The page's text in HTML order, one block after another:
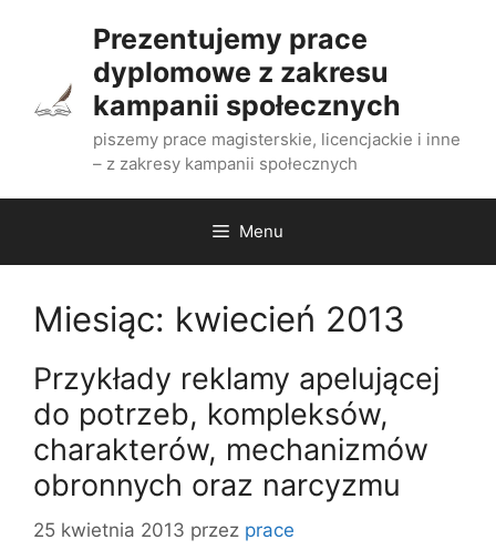
Prezentujemy prace
dyplomowe z zakresu
kampanii społecznych
piszemy prace magisterskie, licencjackie i inne
– z zakresy kampanii społecznych
Menu
Miesiąc: kwiecień 2013
Przykłady reklamy apelującej
do potrzeb, kompleksów,
charakterów, mechanizmów
obronnych oraz narcyzmu
25 kwietnia 2013 przez prace